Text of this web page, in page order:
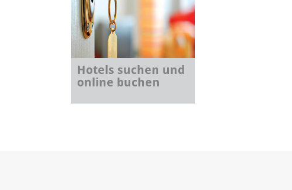
Hotels suchen und
online buchen